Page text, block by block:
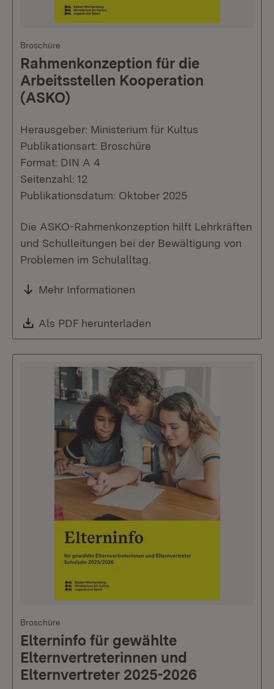
Broschüre
Rahmenkonzeption für die
Arbeitsstellen Kooperation
(ASKO)
Herausgeber: Ministerium für Kultus
Publikationsart: Broschüre
Format: DIN A 4
Seitenzahl: 12
Publikationsdatum: Oktober 2025
Die ASKO-Rahmenkonzeption hilft Lehrkräften
und Schulleitungen bei der Bewältigung von
Problemen im Schulalltag.
Mehr Informationen
Download:
Als PDF herunterladen
Broschüre
Elterninfo für gewählte
Elternvertreterinnen und
Elternvertreter 2025-2026